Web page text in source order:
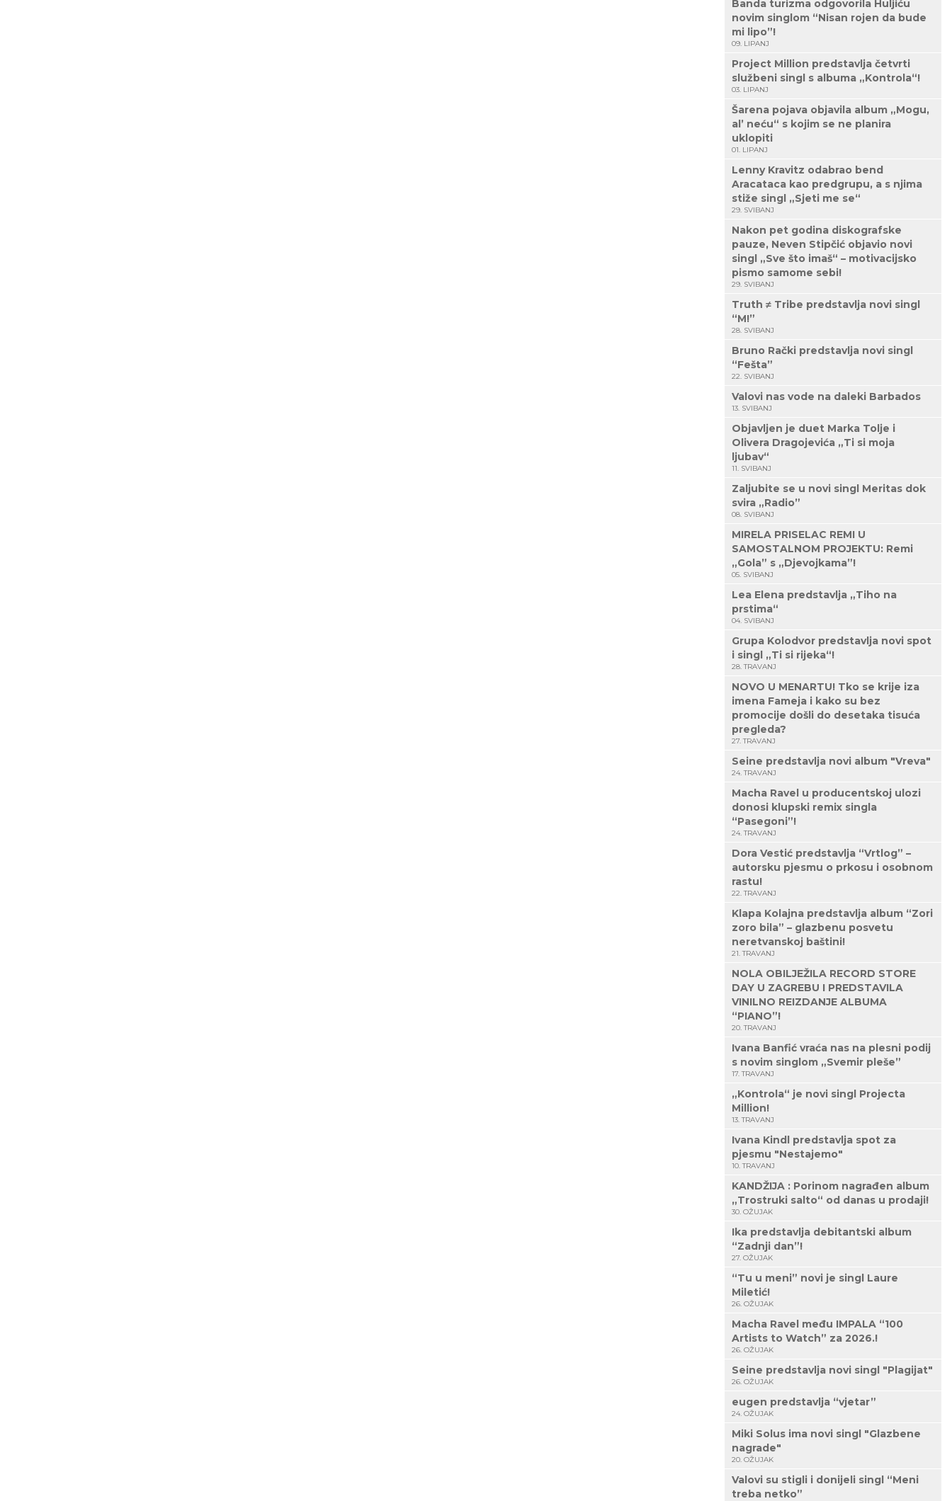
Banda turizma odgovorila Huljiću
novim singlom “Nisan rojen da bude
mi lipo”!
09. LIPANJ
Project Million predstavlja četvrti
službeni singl s albuma „Kontrola“!
03. LIPANJ
Šarena pojava objavila album „Mogu,
al’ neću“ s kojim se ne planira
uklopiti
01. LIPANJ
Lenny Kravitz odabrao bend
Aracataca kao predgrupu, a s njima
stiže singl „Sjeti me se“
29. SVIBANJ
Nakon pet godina diskografske
pauze, Neven Stipčić objavio novi
singl „Sve što imaš“ – motivacijsko
pismo samome sebi!
29. SVIBANJ
Truth ≠ Tribe predstavlja novi singl
“M!”
28. SVIBANJ
Bruno Rački predstavlja novi singl
“Fešta”
22. SVIBANJ
Valovi nas vode na daleki Barbados
13. SVIBANJ
Objavljen je duet Marka Tolje i
Olivera Dragojevića „Ti si moja
ljubav“
11. SVIBANJ
Zaljubite se u novi singl Meritas dok
svira „Radio”
08. SVIBANJ
MIRELA PRISELAC REMI U
SAMOSTALNOM PROJEKTU: Remi
„Gola” s „Djevojkama”!
05. SVIBANJ
Lea Elena predstavlja „Tiho na
prstima“
04. SVIBANJ
Grupa Kolodvor predstavlja novi spot
i singl „Ti si rijeka“!
28. TRAVANJ
NOVO U MENARTU! Tko se krije iza
imena Fameja i kako su bez
promocije došli do desetaka tisuća
pregleda?
27. TRAVANJ
Seine predstavlja novi album "Vreva"
24. TRAVANJ
Macha Ravel u producentskoj ulozi
donosi klupski remix singla
“Pasegoni”!
24. TRAVANJ
Dora Vestić predstavlja “Vrtlog” –
autorsku pjesmu o prkosu i osobnom
rastu!
22. TRAVANJ
Klapa Kolajna predstavlja album “Zori
zoro bila” – glazbenu posvetu
neretvanskoj baštini!
21. TRAVANJ
NOLA OBILJEŽILA RECORD STORE
DAY U ZAGREBU I PREDSTAVILA
VINILNO REIZDANJE ALBUMA
“PIANO”!
20. TRAVANJ
Ivana Banfić vraća nas na plesni podij
s novim singlom „Svemir pleše”
17. TRAVANJ
„Kontrola“ je novi singl Projecta
Million!
13. TRAVANJ
Ivana Kindl predstavlja spot za
pjesmu "Nestajemo"
10. TRAVANJ
KANDŽIJA : Porinom nagrađen album
„Trostruki salto“ od danas u prodaji!
30. OŽUJAK
Ika predstavlja debitantski album
“Zadnji dan”!
27. OŽUJAK
“Tu u meni” novi je singl Laure
Miletić!
26. OŽUJAK
Macha Ravel među IMPALA “100
Artists to Watch” za 2026.!
26. OŽUJAK
Seine predstavlja novi singl "Plagijat"
26. OŽUJAK
eugen predstavlja “vjetar”
24. OŽUJAK
Miki Solus ima novi singl "Glazbene
nagrade"
20. OŽUJAK
Valovi su stigli i donijeli singl “Meni
treba netko”